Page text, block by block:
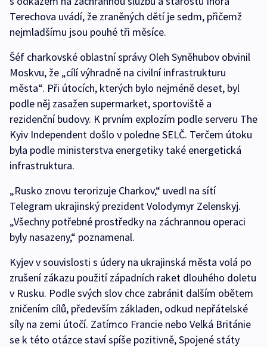
Terechova uvádí, že zraněných dětí je sedm, přičemž
nejmladšímu jsou pouhé tři měsíce.
Šéf charkovské oblastní správy Oleh Syněhubov obvinil
Moskvu, že „cílí výhradně na civilní infrastrukturu
města“. Při útocích, kterých bylo nejméně deset, byl
podle něj zasažen supermarket, sportoviště a
rezidenční budovy. K prvním explozím podle serveru The
Kyiv Independent došlo v poledne SELČ. Terčem útoku
byla podle ministerstva energetiky také energetická
infrastruktura.
„Rusko znovu terorizuje Charkov,“ uvedl na sítí
Telegram ukrajinský prezident Volodymyr Zelenskyj.
„Všechny potřebné prostředky na záchrannou operaci
byly nasazeny,“ poznamenal.
Kyjev v souvislosti s údery na ukrajinská města volá po
zrušení zákazu použití západních raket dlouhého doletu
v Rusku. Podle svých slov chce zabránit dalším obětem
zničením cílů, především základen, odkud nepřátelské
síly na zemi útočí. Zatímco Francie nebo Velká Británie
se k této otázce staví spíše pozitivně, Spojené státy